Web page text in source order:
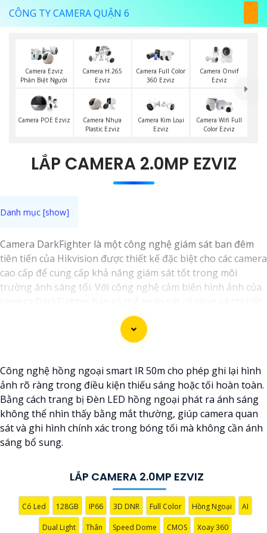
CÔNG TY CAMERA QUẬN 6
Camera Ezviz
Phân Biệt Người
Camera H.265
Ezviz
Camera Full Color
360 Ezviz
Camera Onvif
Ezviz
Camera POE Ezviz
Camera Nhựa
Plastic Ezviz
Camera Kim Loại
Ezviz
Camera Wifi Full
Color Ezviz
LẮP CAMERA 2.0MP EZVIZ
Camera DarkFighter là một công nghệ giám sát ban đêm
tiên tiến của Hikvision được thiết kế đặc biệt cho các camera
cao cấp để cung cấp khả năng giám sát tốt trong môi
trường ánh sáng tối. Với công nghệ cảm biến hình ảnh của
ngay cả trong điều kiện ánh sáng yếu. Công nghệ
DarkFighter của Hikvision cung cấp khả năng tái tạo màu
sắc chính xác và hình ảnh sắc nét, cho phép bạn nhìn rõ
Công nghệ hồng ngoại smart IR 50m cho phép ghi lại hình
ảnh rõ ràng trong điều kiện thiếu sáng hoặc tối hoàn toàn.
Bằng cách trang bị Đèn LED hồng ngoại phát ra ánh sáng
không thể nhìn thấy bằng mắt thường, giúp camera quan
sát và ghi hình chính xác trong bóng tối mà không cần ánh
sáng bổ sung.
LẮP CAMERA 2.0MP EZVIZ
Có Led 128GB IP66 3D DNR Full Color Hồng Ngoại AI
Dual Light Thân Speed Dome CMOS Xoay 360